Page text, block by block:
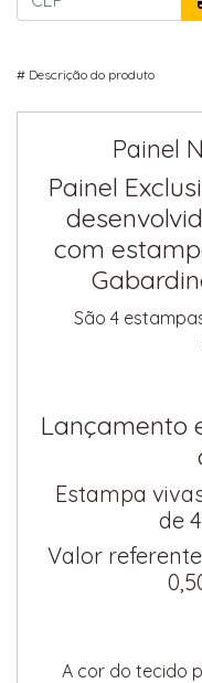
# Descrição do produto
Painel
Painel
com
São 4
Lançamento
Estampa
de
Valor
A cor do tecido